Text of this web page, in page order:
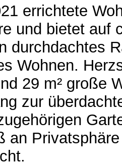
errichtete
und bietet auf
durchdachtes
Wohnen.
29 m² große
zur
an